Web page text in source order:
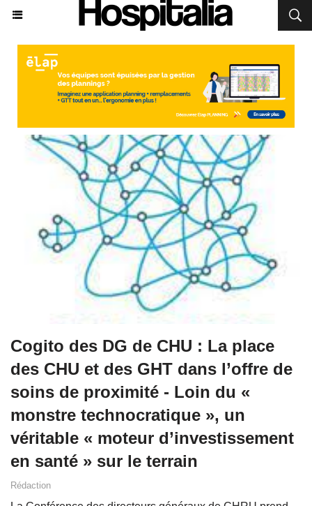
Cogito des DG de CHU : La place
des CHU et des GHT dans l’offre de
soins de proximité - Loin du «
monstre technocratique », un
véritable « moteur d’investissement
en santé » sur le terrain
Rédaction